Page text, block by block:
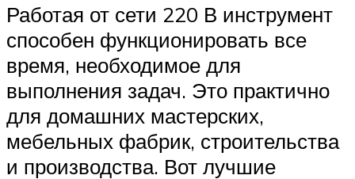
Работая от сети 220 В инструмент
способен функционировать все
время, необходимое для
выполнения задач. Это практично
для домашних мастерских,
мебельных фабрик, строительства
и производства. Вот лучшие